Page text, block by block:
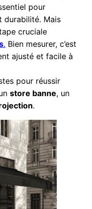
pour
durabilité. Mais
cruciale
. Bien mesurer, c’est
ajusté et facile à
pour réussir
store banne, un
.